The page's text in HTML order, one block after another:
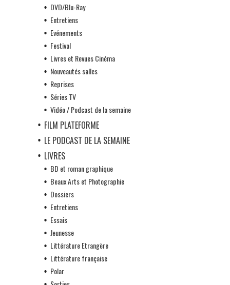
DVD/Blu-Ray
Entretiens
Evénements
Festival
Livres et Revues Cinéma
Nouveautés salles
Reprises
Séries TV
Vidéo / Podcast de la semaine
FILM PLATEFORME
LE PODCAST DE LA SEMAINE
LIVRES
BD et roman graphique
Beaux Arts et Photographie
Dossiers
Entretiens
Essais
Jeunesse
Littérature Etrangère
Littérature française
Polar